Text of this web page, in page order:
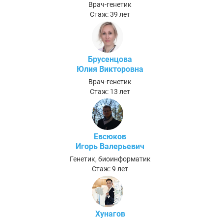
Врач-генетик
Стаж: 39 лет
Брусенцова
Юлия Викторовна
Врач-генетик
Стаж: 13 лет
Евсюков
Игорь Валерьевич
Генетик, биоинформатик
Стаж: 9 лет
Хунагов